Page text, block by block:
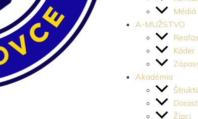
c
b
s
t
a
g
e
Médiá
A-MUŽSTVO
Káder
Akadémia
Žiaci